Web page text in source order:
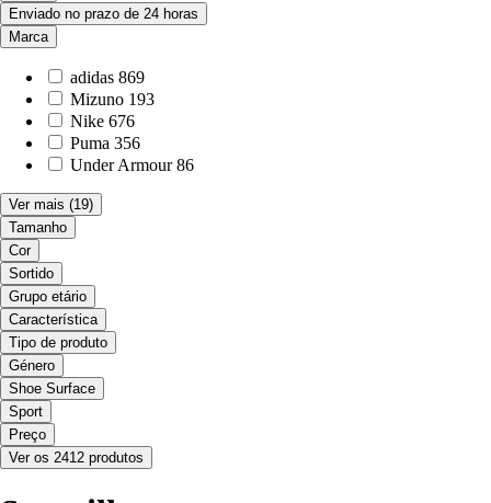
Enviado no prazo de 24 horas
Marca
adidas 869
Mizuno 193
Nike 676
Puma 356
Under Armour 86
Ver mais (19)
Tamanho
Cor
Sortido
Grupo etário
Característica
Tipo de produto
Género
Shoe Surface
Sport
Preço
Ver os 2412 produtos